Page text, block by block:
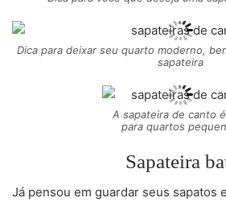
Dica para deixar seu quarto moderno,
sapateira
A sapateira de canto
para quartos
Sapateira
Já pensou em guardar seus sapatos